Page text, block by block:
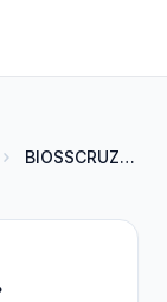
BIOSSCRUZ S.R.L.